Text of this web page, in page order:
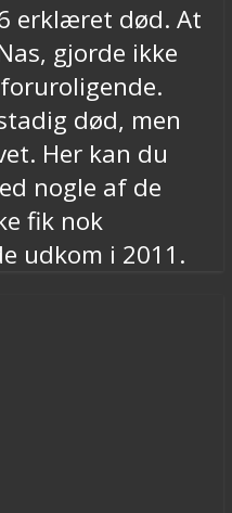
erklæret død. At
gjorde ikke
død, men
Her kan du
nogle af de
fik nok
udkom i 2011.